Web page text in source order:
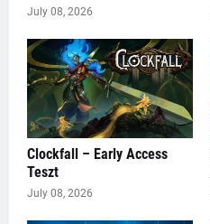
July 08, 2026
Clockfall – Early Access
Teszt
July 08, 2026